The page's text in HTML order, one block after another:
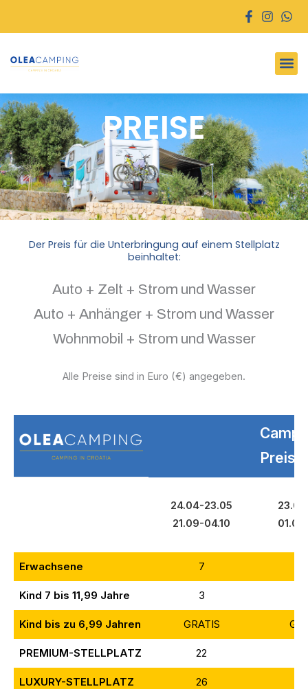
PREISE
Der Preis für die Unterbringung auf einem Stellplatz
beinhaltet:
Auto + Zelt + Strom und Wasser
Auto + Anhänger + Strom und Wasser
Wohnmobil + Strom und Wasser
Alle Preise sind in Euro (€) angegeben.
24.04-23.05
21.09-04.10
Erwachsene 7
Kind 7 bis 11,99 Jahre 3
Kind bis zu 6,99 Jahren GRATIS
PREMIUM-STELLPLATZ 22
LUXURY-STELLPLATZ 26